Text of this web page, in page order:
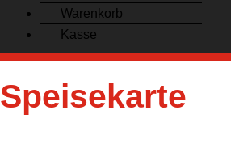
Warenkorb
Kasse
Speisekarte